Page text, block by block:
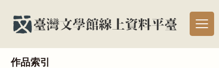
作品索引